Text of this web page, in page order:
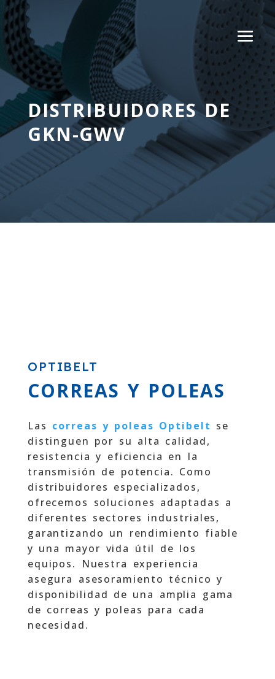
DISTRIBUIDORES DE
GKN-GWV
OPTIBELT
CORREAS Y POLEAS
Las correas y poleas Optibelt se
distinguen por su alta calidad,
resistencia y eficiencia en la
transmisión de potencia. Como
distribuidores especializados,
ofrecemos soluciones adaptadas a
diferentes sectores industriales,
garantizando un rendimiento fiable
y una mayor vida útil de los
equipos. Nuestra experiencia
asegura asesoramiento técnico y
disponibilidad de una amplia gama
de correas y poleas para cada
necesidad.